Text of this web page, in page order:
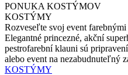
PONUKA KOSTÝMOV
KOSTÝMY
Rozveseľte svoj event
Elegantné princezné, akční
pestrofarební klauni sú
alebo event na nezabudnuteľný
KOSTÝMY